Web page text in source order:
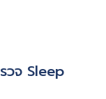
วจ Sleep